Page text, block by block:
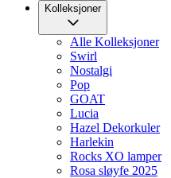
Kolleksjoner
Alle Kolleksjoner
Swirl
Nostalgi
Pop
GOAT
Lucia
Hazel Dekorkuler
Harlekin
Rocks XO lamper
Rosa sløyfe 2025